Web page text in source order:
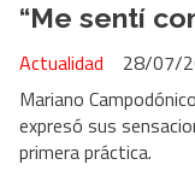
“Me sentí
Actualidad
28/07/
Mariano
expresó sus
primera práctica.